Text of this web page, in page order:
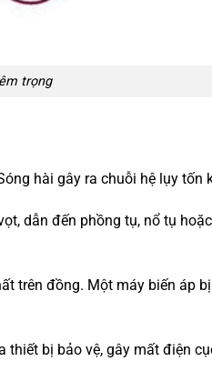
trọng
hài gây ra chuỗi hệ lụy tốn
dẫn đến phồng tụ, nổ tụ
trên đồng. Một máy biến áp
bị bảo vệ, gây mất điện